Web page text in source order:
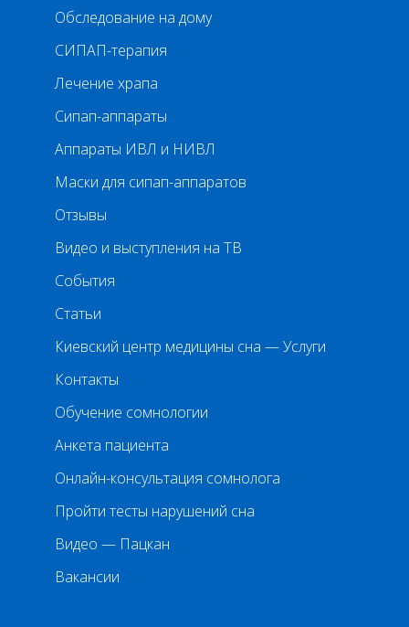
Обследование на дому
СИПАП-терапия
Лечение храпа
Сипап-аппараты
Аппараты ИВЛ и НИВЛ
Маски для сипап-аппаратов
Отзывы
Видео и выступления на ТВ
События
Статьи
Киевский центр медицины сна — Услуги
Контакты
Обучение сомнологии
Анкета пациента
Онлайн-консультация сомнолога
Пройти тесты нарушений сна
Видео — Пацкан
Вакансии